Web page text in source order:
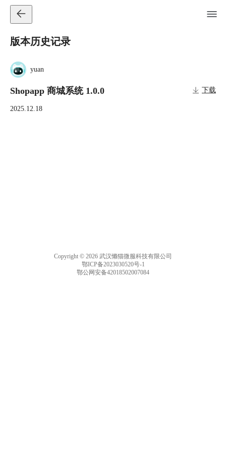
版本历史记录
yuan
Shopapp 商城系统 1.0.0 下载
2025.12.18
Copyright © 2026 武汉懒猫微服科技有限公司
鄂ICP备2023030520号-1
鄂公网安备42018502007084